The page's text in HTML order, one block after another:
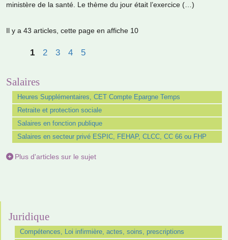
minis­tère de la santé. Le thème du jour était l’exer­cice (…)
Il y a 43 articles, cette page en affiche 10
1 2 3 4 5
Salaires
Heures Supplémentaires, CET Compte Epargne Temps
Retraite et protection sociale
Salaires en fonction publique
Salaires en secteur privé ESPIC, FEHAP, CLCC, CC 66 ou FHP
Plus d'articles sur le sujet
Juridique
Compétences, Loi infirmière, actes, soins, prescriptions